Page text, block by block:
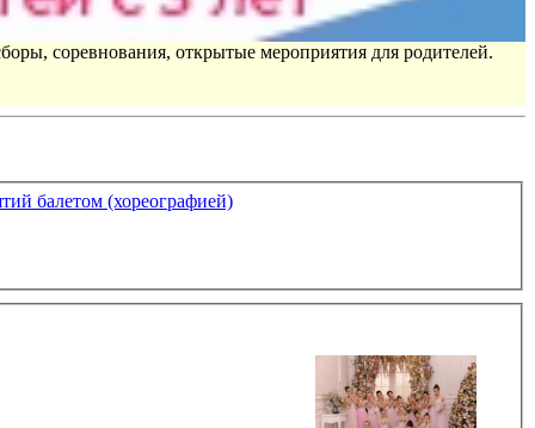
соревнования, открытые мероприятия для родителей.
балетом (хореографией)